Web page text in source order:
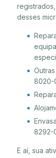
desses
8020-
8292-
E aí, sua